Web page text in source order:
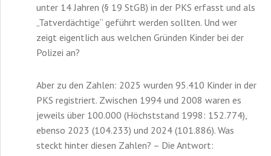
unter 14 Jahren (§ 19 StGB) in der PKS erfasst und als
„Tatverdächtige“ geführt werden sollten. Und wer
zeigt eigentlich aus welchen Gründen Kinder bei der
Polizei an?
Aber zu den Zahlen: 2025 wurden 95.410 Kinder in der
PKS registriert. Zwischen 1994 und 2008 waren es
jeweils über 100.000 (Höchststand 1998: 152.774),
ebenso 2023 (104.233) und 2024 (101.886). Was
steckt hinter diesen Zahlen? – Die Antwort: